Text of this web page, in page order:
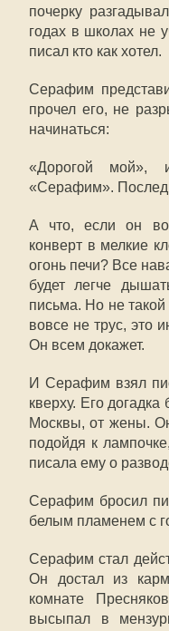
почерку
годах в школах не
писал кто как хотел.
Серафим
прочел его, не
начинаться:
«Дорогой мой»,
«Серафим».
А что, если он
конверт в мелкие
огонь печи? Все
будет легче
письма. Но не
вовсе не трус, это
Он всем докажет.
И Серафим взял
кверху. Его
Москвы, от жены.
подойдя к
писала ему о
Серафим бросил
белым пламенем с
Серафим стал
Он достал из
комнате
высыпал в